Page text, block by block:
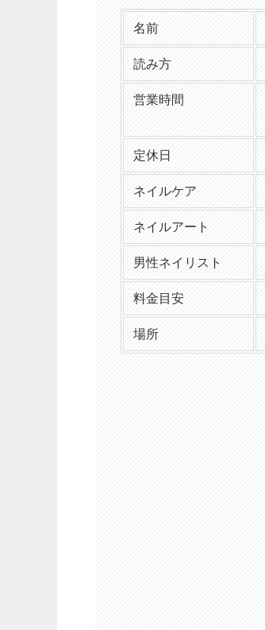
名前
読み方
営業時間
定休日
ネイルケア
ネイルアート
男性ネイリスト
料金目安
場所